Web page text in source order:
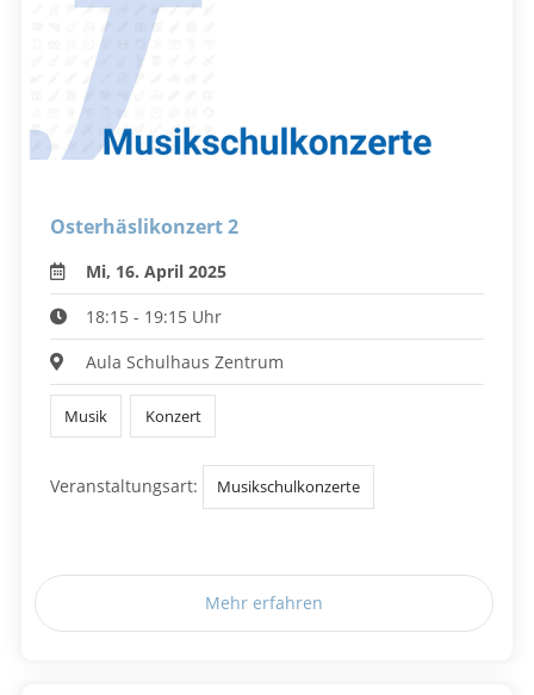
Osterhäslikonzert 2
Mi, 16. April 2025
18:15 - 19:15 Uhr
Aula Schulhaus Zentrum
Musik Konzert
Veranstaltungsart: Musikschulkonzerte
Mehr erfahren